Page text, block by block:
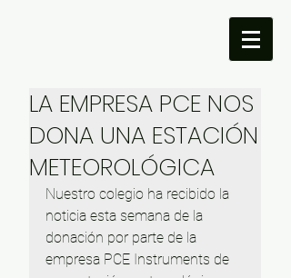
LA EMPRESA PCE NOS
DONA UNA ESTACIÓN
METEOROLÓGICA
Nuestro colegio ha recibido la
noticia esta semana de la
donación por parte de la
empresa PCE Instruments de